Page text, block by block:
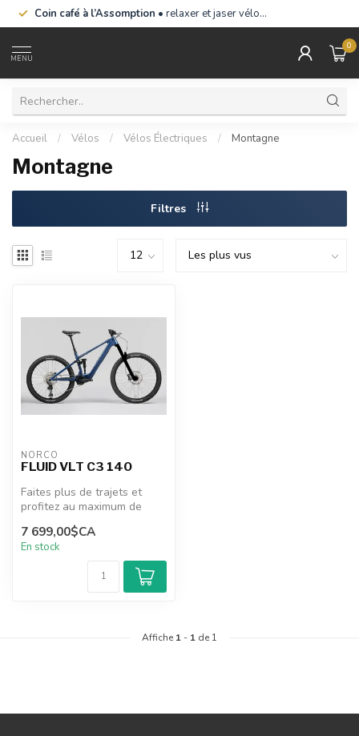
Coin café à l’Assomption • relaxer et jaser vélo…
MENU
0
Accueil / Vélos / Vélos Électriques / Montagne
Montagne
Filtres
NORCO
FLUID VLT C3 140
Faites plus de trajets et
profitez au maximum de
chaque minute avec le Fluid
VLT...
7 699,00$CA
En stock
Affiche 1 - 1 de 1